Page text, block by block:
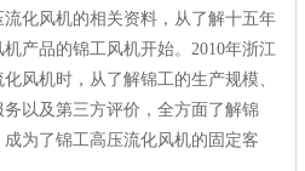
化风机的相关资料，从了解十五年
产品的锦工风机开始。 2010年浙江
风机时，从了解锦工的生产规模、
以及第三方评价，全方面了解锦
为了锦工高压流化风机的固定客